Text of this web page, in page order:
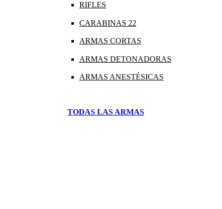
RIFLES
CARABINAS 22
ARMAS CORTAS
ARMAS DETONADORAS
ARMAS ANESTÉSICAS
TODAS LAS ARMAS